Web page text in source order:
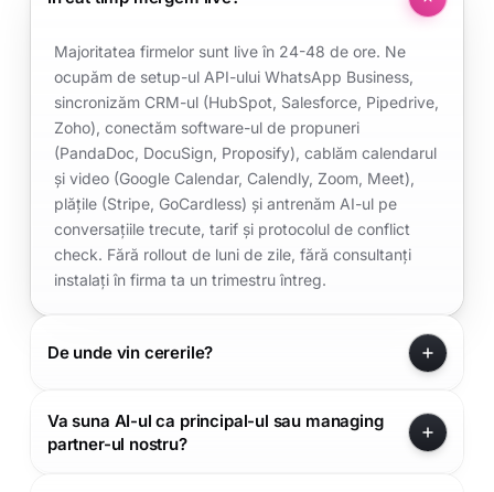
Majoritatea firmelor sunt live în 24-48 de ore. Ne
ocupăm de setup-ul API-ului WhatsApp Business,
sincronizăm CRM-ul (HubSpot, Salesforce, Pipedrive,
Zoho), conectăm software-ul de propuneri
(PandaDoc, DocuSign, Proposify), cablăm calendarul
și video (Google Calendar, Calendly, Zoom, Meet),
plățile (Stripe, GoCardless) și antrenăm AI-ul pe
conversațiile trecute, tarif și protocolul de conflict
check. Fără rollout de luni de zile, fără consultanți
instalați în firma ta un trimestru întreg.
De unde vin cererile?
Va suna AI-ul ca principal-ul sau managing
partner-ul nostru?